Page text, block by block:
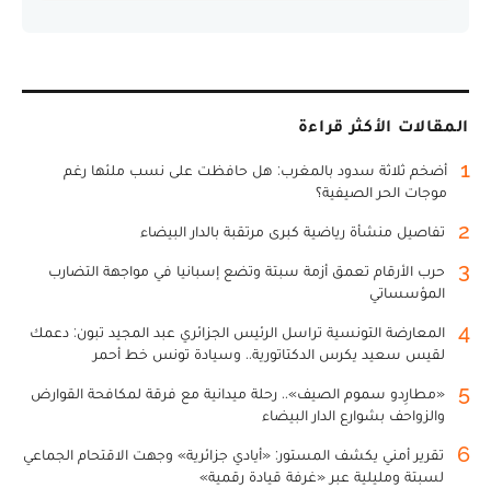
المقالات الأكثر قراءة
1
أضخم ثلاثة سدود بالمغرب: هل حافظت على نسب ملئها رغم
موجات الحر الصيفية؟
2 تفاصيل منشأة رياضية كبرى مرتقبة بالدار البيضاء
3
حرب الأرقام تعمق أزمة سبتة وتضع إسبانيا في مواجهة التضارب
المؤسساتي
4
المعارضة التونسية تراسل الرئيس الجزائري عبد المجيد تبون: دعمك
لقيس سعيد يكرس الدكتاتورية.. وسيادة تونس خط أحمر
5
«مطارِدو سموم الصيف».. رحلة ميدانية مع فرقة لمكافحة القوارض
والزواحف بشوارع الدار البيضاء
6
تقرير أمني يكشف المستور: «أيادي جزائرية» وجهت الاقتحام الجماعي
لسبتة ومليلية عبر «غرفة قيادة رقمية»